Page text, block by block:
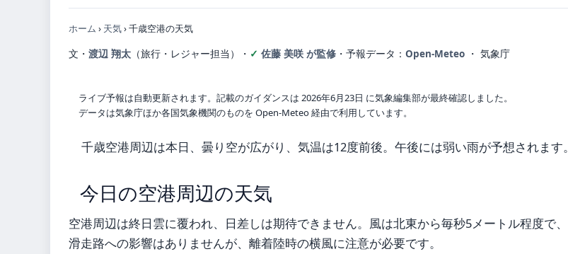
ホーム › 天気›千歳空港の天気
文・ 渡辺 翔太 （旅行・レジャー担当） ・ 佐藤 美咲 が監修 ・ 予報データ： Open-Meteo ・ 気象庁
ライブ予報は自動更新されます。記載のガイダンスは 2026年6月23日 に気象編集部が最終確認しました。
データは気象庁ほか各国気象機関のものを Open-Meteo 経由で利用しています。
千歳空港周辺は本日、曇り空が広がり、気温は12度前後。午後には弱い雨が予想されます。
今日の空港周辺の天気
空港周辺は終日雲に覆われ、日差しは期待できません。風は北東から毎秒5メートル程度で、
滑走路への影響はありませんが、離着陸時の横風に注意が必要です。